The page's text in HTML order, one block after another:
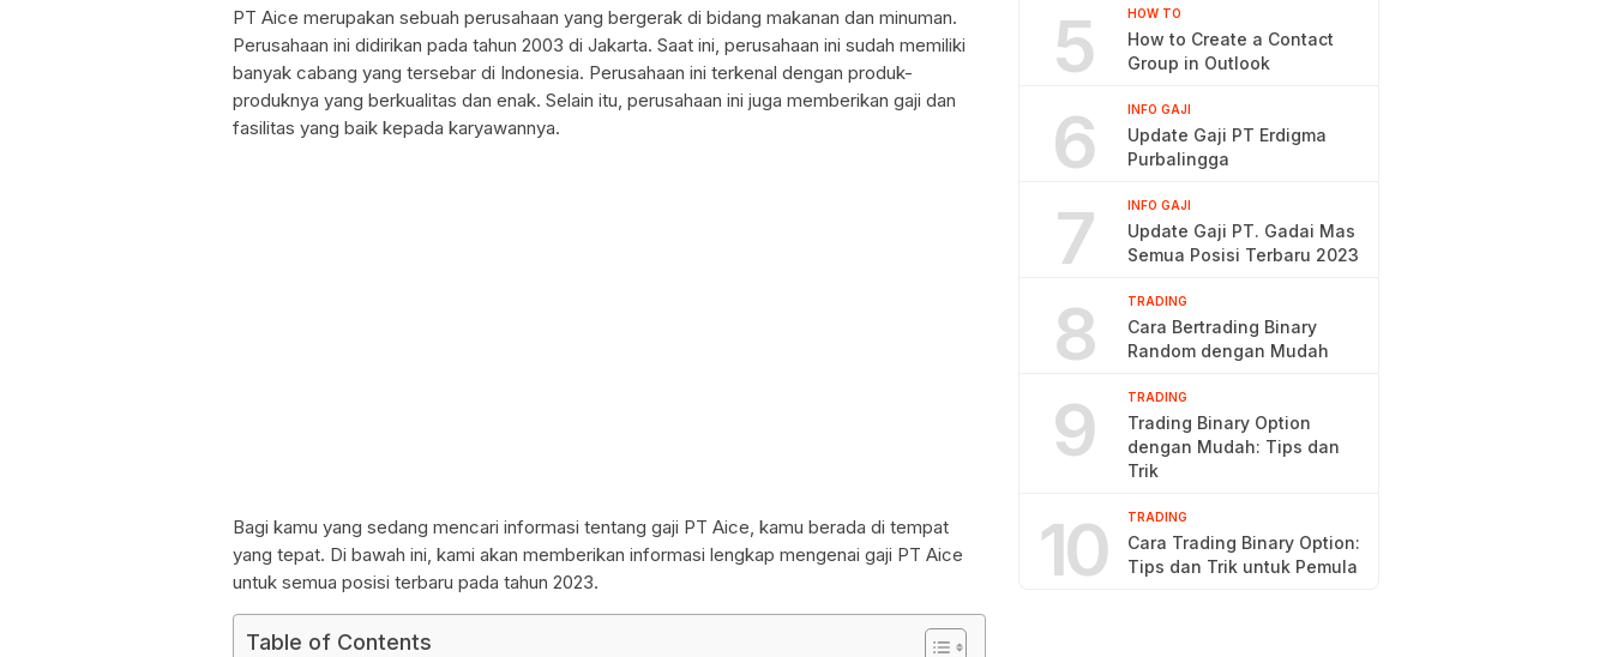
PT Aice merupakan sebuah perusahaan yang bergerak di bidang makanan dan minuman.
Perusahaan ini didirikan pada tahun 2003 di Jakarta. Saat ini, perusahaan ini sudah memiliki
banyak cabang yang tersebar di Indonesia. Perusahaan ini terkenal dengan produk-
produknya yang berkualitas dan enak. Selain itu, perusahaan ini juga memberikan gaji dan
fasilitas yang baik kepada karyawannya.
Bagi kamu yang sedang mencari informasi tentang gaji PT Aice, kamu berada di tempat
yang tepat. Di bawah ini, kami akan memberikan informasi lengkap mengenai gaji PT Aice
untuk semua posisi terbaru pada tahun 2023.
Table of Contents
5 HOW TO
How to Create a Contact
Group in Outlook
6 INFO GAJI
Update Gaji PT Erdigma
Purbalingga
7 INFO GAJI
Update Gaji PT. Gadai Mas
Semua Posisi Terbaru 2023
8 TRADING
Cara Bertrading Binary
Random dengan Mudah
9 TRADING
Trading Binary Option
dengan Mudah: Tips dan
Trik
10 TRADING
Cara Trading Binary Option:
Tips dan Trik untuk Pemula